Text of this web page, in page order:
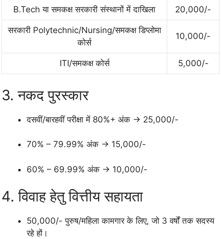
B.Tech या समकक्ष सरकारी संस्थानों में दाखिला 20,000/-
सरकारी Polytechnic/Nursing/समकक्ष डिप्लोमा
कोर्स
10,000/-
ITI/समकक्ष कोर्स 5,000/-
3. नकद पुरस्कार
दसवीं/बारहवीं परीक्षा में 80%+ अंक → 25,000/-
70% – 79.99% अंक → 15,000/-
60% – 69.99% अंक → 10,000/-
4. विवाह हेतु वित्तीय सहायता
50,000/- पुरुष/महिला कामगार के लिए, जो 3 वर्षों तक सदस्य
रहे हों।